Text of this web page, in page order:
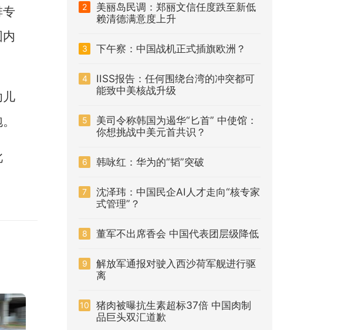
儿
2
美丽岛民调：郑丽文信任度跌至新低
赖清德满意度上升
3 下午察：中国战机正式插旗欧洲？
4
IISS报告：任何围绕台湾的冲突都可
能致中美核战升级
5
美司令称韩国为遏华“匕首” 中使馆：
你想挑战中美元首共识？
6 韩咏红：华为的“韬”突破
7
沈泽玮：中国民企AI人才走向“核专家
式管理”？
8 董军不出席香会 中国代表团层级降低
9
解放军通报对驶入西沙荷军舰进行驱
离
10
猪肉被曝抗生素超标37倍 中国肉制
品巨头双汇道歉